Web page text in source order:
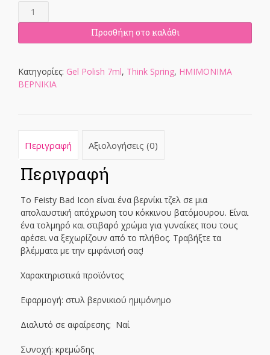
Fantastic
Polish
ποσότητα
Προσθήκη στο καλάθι
Κατηγορίες: Gel Polish 7ml, Think Spring, ΗΜΙΜΟΝΙΜΑ
ΒΕΡΝΙΚΙΑ
Περιγραφή Αξιολογήσεις (0)
Περιγραφή
Το Feisty Bad Icon είναι ένα βερνίκι τζελ σε μια
απολαυστική απόχρωση του κόκκινου βατόμουρου. Είναι
ένα τολμηρό και στιβαρό χρώμα για γυναίκες που τους
αρέσει να ξεχωρίζουν από το πλήθος. Τραβήξτε τα
βλέμματα με την εμφάνισή σας!
Χαρακτηριστικά προϊόντος
Εφαρμογή: στυλ βερνικιού ημιμόνημο
Διαλυτό σε αφαίρεσης; Ναί
Συνοχή: κρεμώδης